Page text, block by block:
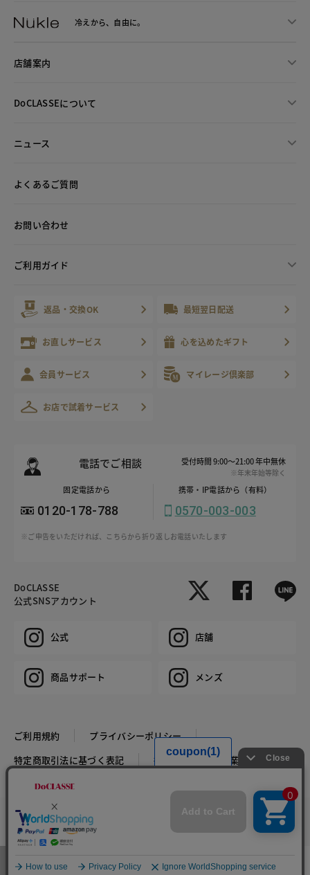
カラー・サイズを選択する
冷えから、 自由に。
店舗案内
DoCLASSEについて
ニュース
よくあるご質問
お問い合わせ
ご利用ガイド
返品・交換OK 最短翌日配送
お直しサービス 心を込めたギフト
会員サービス マイレージ倶楽部
お店で試着サービス
電話でご相談 受付時間 9:00～21:00 年中無休
※年末年始等除く
固定電話から
0120-178-788
携帯・IP電話から（有料）
0570-003-003
※ご申告をいただければ、こちらから折り返しお電話いたします
DoCLASSE
公式SNSアカウント
公式 店舗
商品サポート メンズ
ご利用規約
プライバシーポリシー
特定商取引法に基づく表記
推奨環境 企業情報
COPYRIGHT © DoCLASSE ALL RIGHTS RESERVED.